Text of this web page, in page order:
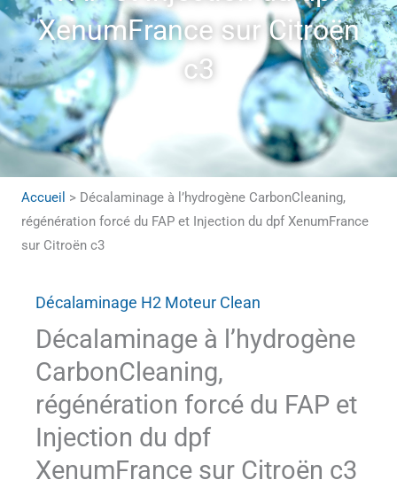
XenumFrance sur Citroën
c3
Accueil > Décalaminage à l’hydrogène CarbonCleaning,
régénération forcé du FAP et Injection du dpf XenumFrance
sur Citroën c3
Décalaminage H2 Moteur Clean
Décalaminage à l’hydrogène
CarbonCleaning,
régénération forcé du FAP et
Injection du dpf
XenumFrance sur Citroën c3